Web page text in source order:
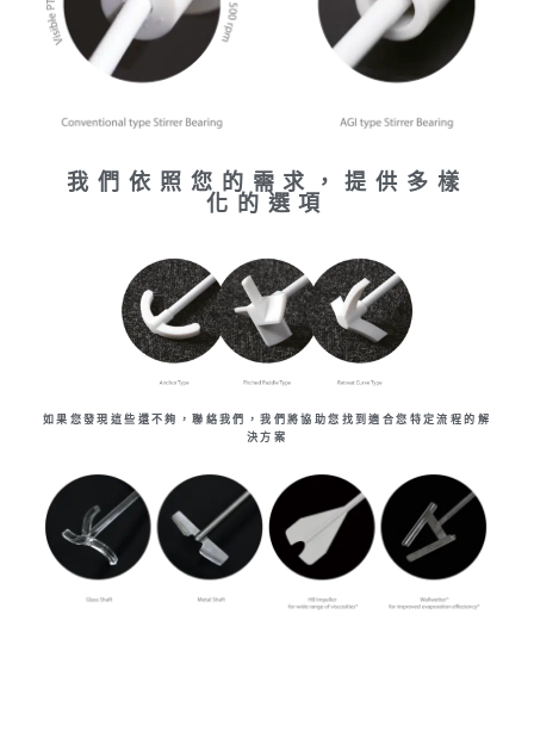
我們依照您的需求，提供多樣
化的選項
如果您發現這些還不夠，聯絡我們，我們將協助您找到適合您特定流程的解
決方案